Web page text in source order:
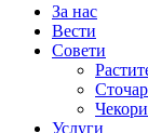
За нас
Вести
Совети
Услуги